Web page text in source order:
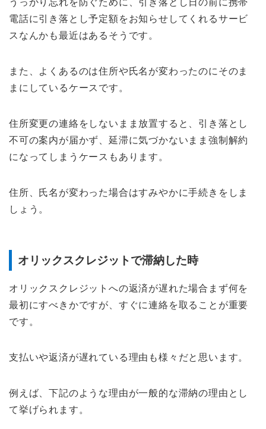
うっかり忘れを防ぐために、引き落とし日の前に携帯
電話に引き落とし予定額をお知らせしてくれるサービ
スなんかも最近はあるそうです。
また、よくあるのは住所や氏名が変わったのにそのま
まにしているケースです。
住所変更の連絡をしないまま放置すると、引き落とし
不可の案内が届かず、延滞に気づかないまま強制解約
になってしまうケースもあります。
住所、氏名が変わった場合はすみやかに手続きをしま
しょう。
オリックスクレジットで滞納した時
オリックスクレジットへの返済が遅れた場合まず何を
最初にすべきかですが、すぐに連絡を取ることが重要
です。
支払いや返済が遅れている理由も様々だと思います。
例えば、下記のような理由が一般的な滞納の理由とし
て挙げられます。